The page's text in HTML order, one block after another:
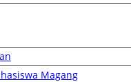
Magang